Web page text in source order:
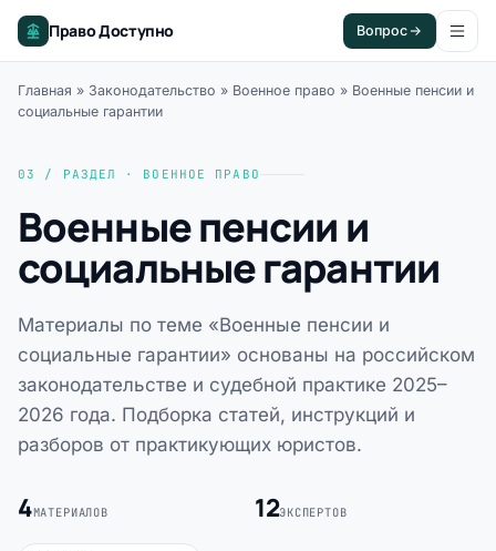
Право Доступно Вопрос
Главная » Законодательство » Военное право » Военные пенсии и
социальные гарантии
03 / РАЗДЕЛ · ВОЕННОЕ ПРАВО
Военные пенсии и
социальные гарантии
Материалы по теме «Военные пенсии и
социальные гарантии» основаны на российском
законодательстве и судебной практике 2025–
2026 года. Подборка статей, инструкций и
разборов от практикующих юристов.
4МАТЕРИАЛОВ 12ЭКСПЕРТОВ